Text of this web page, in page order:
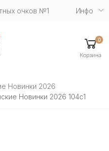
очков №1 Инфо
0
Корзина
Новинки 2026
Новинки 2026 104c1